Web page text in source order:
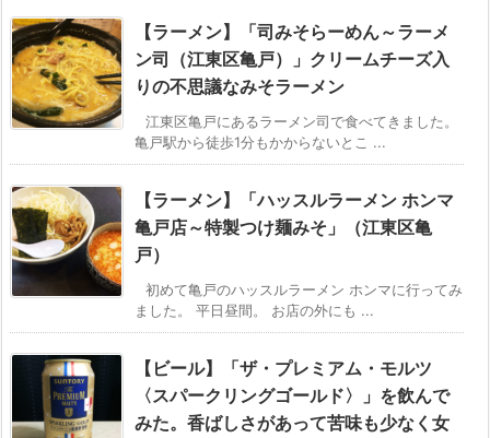
【ラーメン】「司みそらーめん～ラーメ
ン司（江東区亀戸）」クリームチーズ入
りの不思議なみそラーメン
江東区亀戸にあるラーメン司で食べてきました。
亀戸駅から徒歩1分もかからないとこ ...
【ラーメン】「ハッスルラーメン ホンマ
亀戸店～特製つけ麺みそ」（江東区亀
戸）
初めて亀戸のハッスルラーメン ホンマに行ってみ
ました。 平日昼間。 お店の外にも ...
【ビール】「ザ・プレミアム・モルツ
〈スパークリングゴールド〉」を飲んで
みた。香ばしさがあって苦味も少なく女